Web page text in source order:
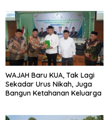
WAJAH Baru KUA, Tak Lagi
Sekadar Urus Nikah, Juga
Bangun Ketahanan Keluarga